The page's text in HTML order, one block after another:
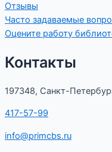
Отзывы
Часто задаваемые
Оцените работу
Контакты
197348, Санкт-
417-57-99
info@primcbs.ru